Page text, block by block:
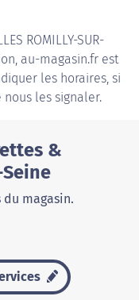
ROMILLY-SUR-
au-magasin.fr est
les horaires, si
les signaler.
&
du magasin.